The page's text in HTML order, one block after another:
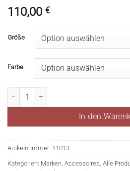
110,00 €
Größe
Farbe
ThudakaM. NOS Menge
In den
Artikelnummer: 11013
Kategorien: Marken, Accessoires, Alle